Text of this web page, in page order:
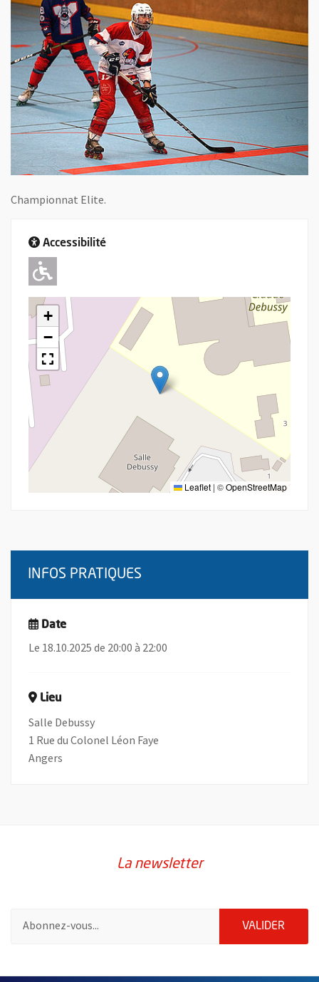
Championnat Elite.
Accessibilité
Adapté pour l'handicap Moteur
+
−
Leaflet | ©OpenStreetMap
INFOS PRATIQUES
Date
Le 18.10.2025 de 20:00 à 22:00
Lieu
Salle Debussy
1 Rue du Colonel Léon Faye
Angers
La newsletter
VALIDER